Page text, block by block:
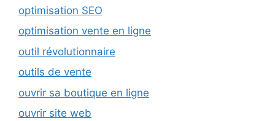
optimisation SEO
optimisation vente en ligne
outil révolutionnaire
outils de vente
ouvrir sa boutique en ligne
ouvrir site web